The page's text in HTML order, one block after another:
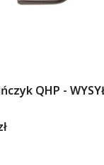
QHP -